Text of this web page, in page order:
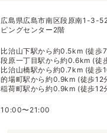
広島県広島市南区段原南1-3-
ピングセンター2階
比治山下駅から約0.5km (徒歩
段原一丁目駅から約0.6km (徒
比治山橋駅から約0.7km (徒歩
的場町駅から約0.9km (徒歩12
稲荷町駅から約0.9km (徒歩12
10:00〜21:00